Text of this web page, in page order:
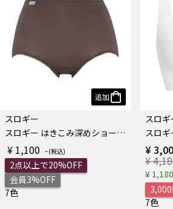
追加
スロギー
スロギー はきこみ深めショーツN
¥ 1,100
2点以上で20%OFF
会員3%OFF
7色
スロギ
¥
¥
¥
7色